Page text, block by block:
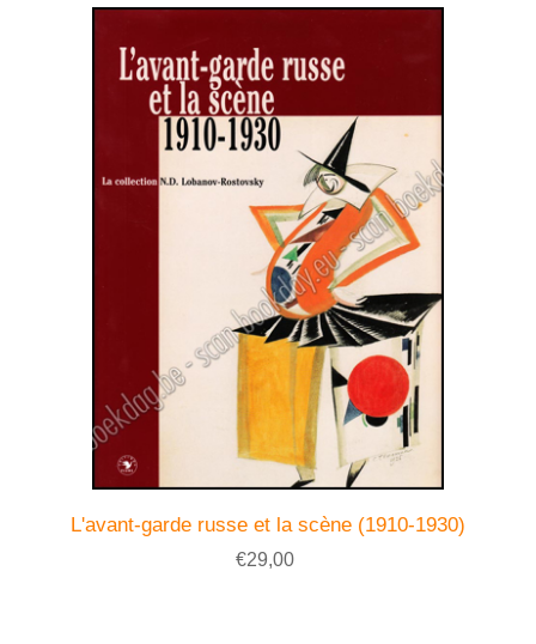
L'avant-garde russe et la scène (1910-1930)
€29,00